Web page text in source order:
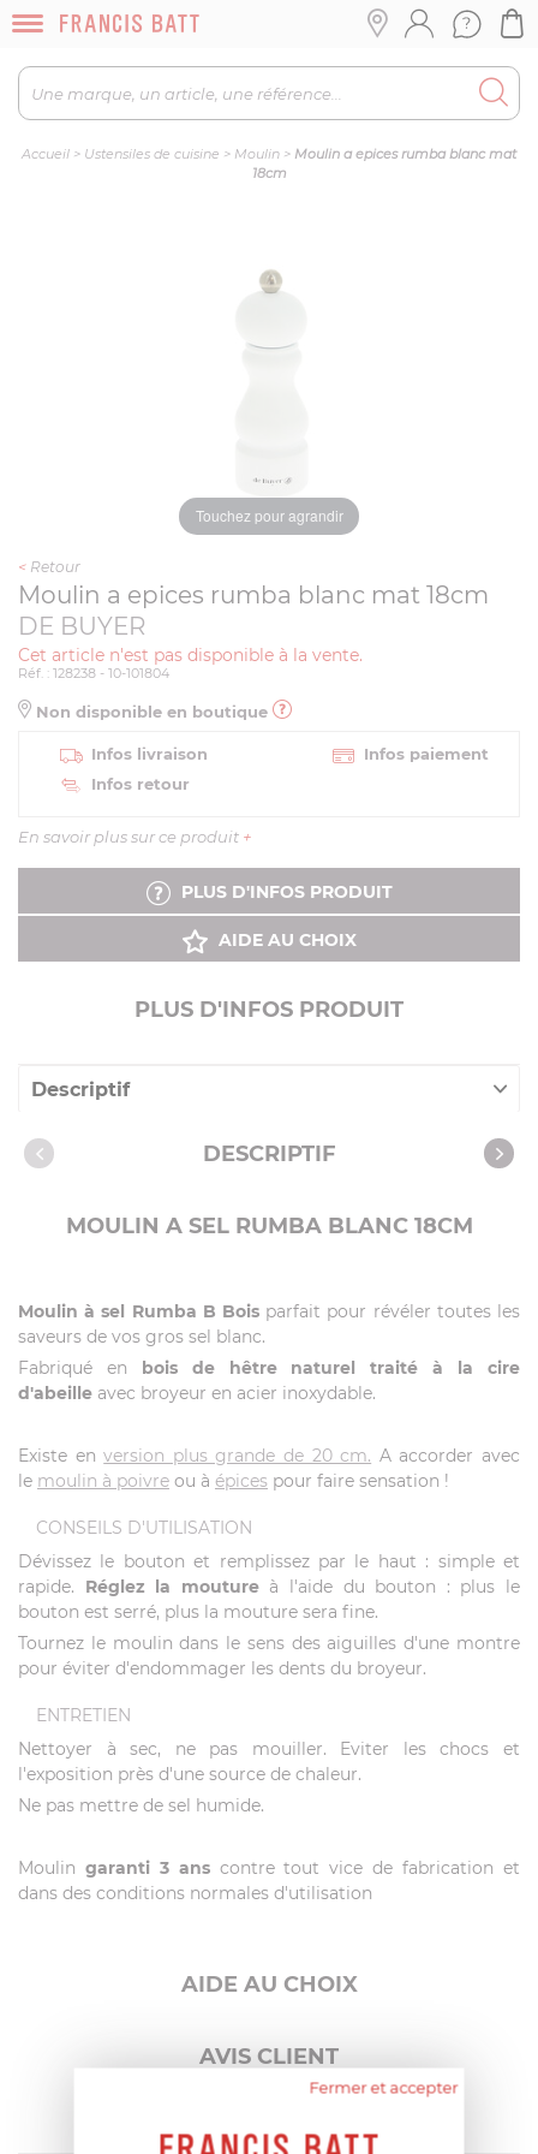
Accueil > Ustensiles de cuisine > Moulin > Moulin a epices rumba blanc mat
18cm
Touchez pour agrandir
< Retour
Moulin a epices rumba blanc mat 18cm
DE BUYER
Cet article n'est pas disponible à la vente.
Réf. : 128238 - 10-101804
Non disponible en boutique
Infos livraison
Infos paiement
Infos retour
En savoir plus sur ce produit +
PLUS D'INFOS PRODUIT
AIDE AU CHOIX
PLUS D'INFOS PRODUIT
Descriptif
Caractéristiques DESCRIPTIF
MOULIN A SEL RUMBA BLANC 18CM
Moulin à sel Rumba B Bois parfait pour révéler toutes les
saveurs de vos gros sel blanc.
Fabriqué en
bois de hêtre naturel traité à la cire
d'abeille avec broyeur en acier inoxydable.
Existe enversion plus grande de 20 cm. A accorder avec
le moulin à poivre ou à épices pour faire sensation !
CONSEILS D'UTILISATION
Dévissez le bouton et remplissez par le haut : simple et
rapide. Réglez la moutureà l'aide du bouton : plus le
bouton est serré, plus la mouture sera fine.
Tournez le moulin dans le sens des aiguilles d'une montre
pour éviter d'endommager les dents du broyeur.
ENTRETIEN
Nettoyer à sec, ne pas mouiller. Eviter les chocs et
l'exposition près d'une source de chaleur.
Ne pas mettre de sel humide.
Moulin garanti 3 anscontre tout vice de fabrication et
dans des conditions normales d'utilisation
AIDE AU CHOIX
AVIS CLIENT
Fermer et accepter